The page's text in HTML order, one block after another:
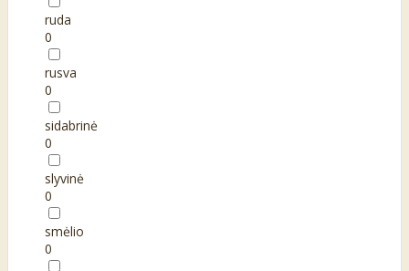
ruda
0
rusva
0
sidabrinė
0
slyvinė
0
smėlio
0